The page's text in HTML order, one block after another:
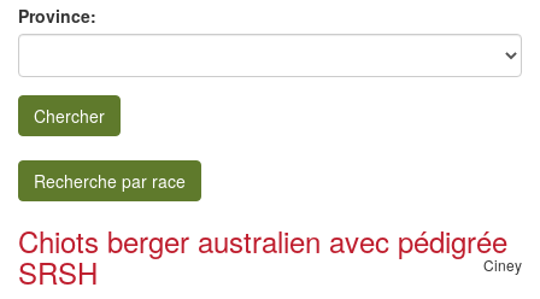
Province:
Chercher
Recherche par race
Chiots berger australien avec pédigrée
SRSH Ciney